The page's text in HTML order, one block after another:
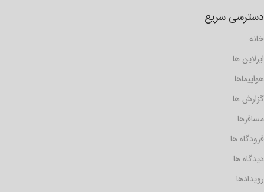
دسترسی سریع
خانه
ایرلاین ها
هواپیماها
گزارش ها
مسافرها
فرودگاه ها
دیدگاه ها
رویدادها